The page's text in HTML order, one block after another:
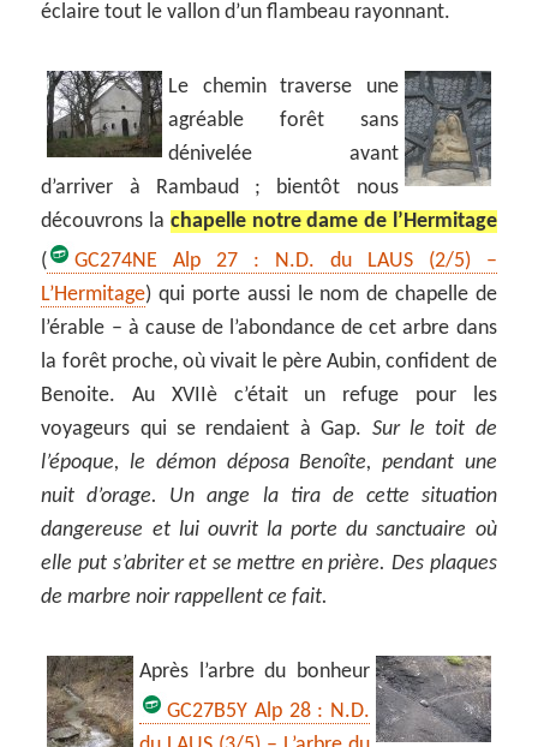
éclaire tout le vallon d’un flambeau rayonnant.
Le chemin traverse une
agréable forêt sans
dénivelée avant
d’arriver à Rambaud ; bientôt nous
découvrons la chapelle notre dame de l’Hermitage
(
GC274NEAlp 27 : N.D. du LAUS (2/5) –
L’Hermitage) qui porte aussi le nom de chapelle de
l’érable – à cause de l’abondance de cet arbre dans
la forêt proche, où vivait le père Aubin, confident de
Benoite. Au XVIIè c’était un refuge pour les
voyageurs qui se rendaient à Gap. Sur le toit de
l’époque, le démon déposa Benoîte, pendant une
nuit d’orage. Un ange la tira de cette situation
dangereuse et lui ouvrit la porte du sanctuaire où
elle put s’abriter et se mettre en prière. Des plaques
de marbre noir rappellent ce fait.
Après l’arbre du bonheur
GC27B5Y Alp 28 : N.D.